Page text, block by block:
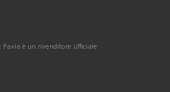
è un rivenditore ufficiale